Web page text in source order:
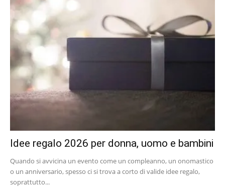
Idee regalo 2026 per donna, uomo e bambini
Quando si avvicina un evento come un compleanno, un onomastico
o un anniversario, spesso ci si trova a corto di valide idee regalo,
soprattutto...